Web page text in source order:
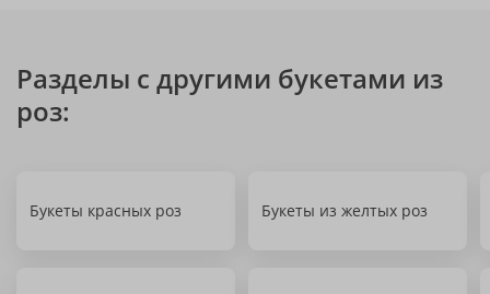
Разделы с другими букетами из
роз:
Букеты красных роз Букеты из желтых роз